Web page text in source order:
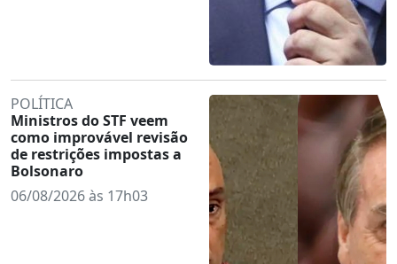
POLÍTICA
Ministros do STF veem
como improvável revisão
de restrições impostas a
Bolsonaro
06/08/2026 às 17h03